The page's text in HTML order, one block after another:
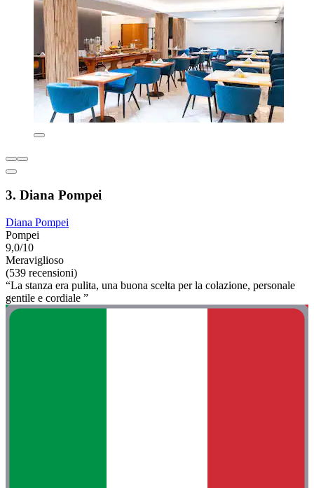
3. Diana Pompei
Diana Pompei
Pompei
9,0/10
Meraviglioso
(539 recensioni)
“La stanza era pulita, una buona scelta per la colazione, personale
gentile e cordiale ”